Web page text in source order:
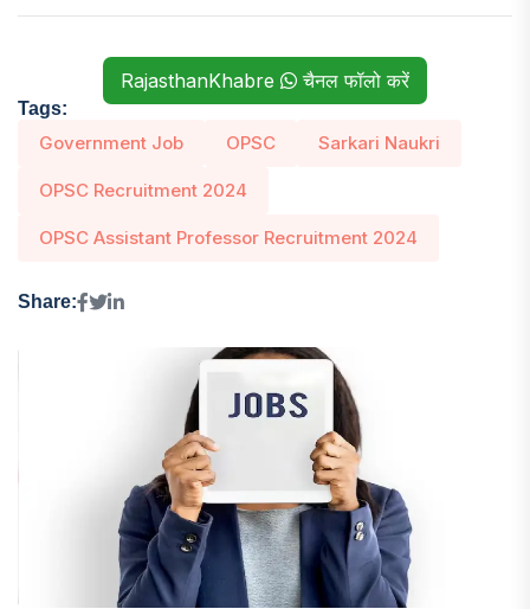
RajasthanKhabre चैनल फॉलो करें
Tags:
Government Job OPSC Sarkari Naukri
OPSC Recruitment 2024
OPSC Assistant Professor Recruitment 2024
Share: